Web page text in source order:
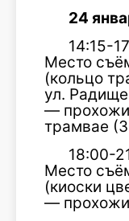
24
14:15-
Место
(кольцо
ул.
—
трамвае
18:00-
Место
(киоски
—